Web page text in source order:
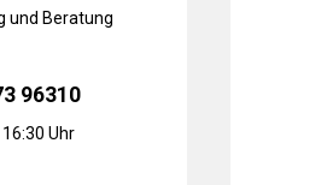
und Beratung
96310
Uhr